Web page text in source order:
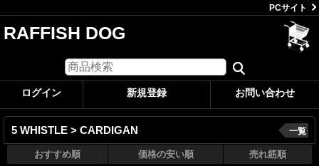
PCサイト
RAFFISH DOG
ログイン 新規登録 お問い合わせ
5 WHISTLE > CARDIGAN 一覧
おすすめ順 価格の安い順 売れ筋順